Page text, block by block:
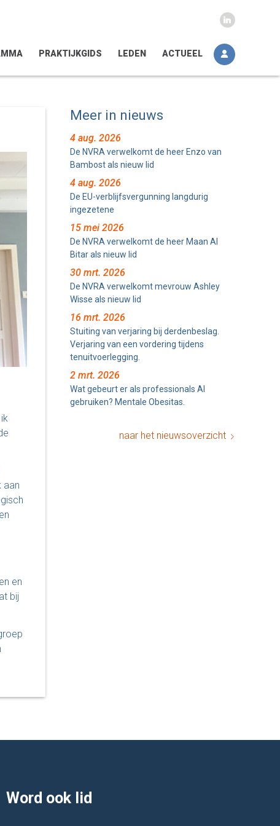
PRAKTIJKGIDS LEDEN ACTUEEL
aan
en
bij
Meer in nieuws
4 aug. 2026
De NVRA verwelkomt de heer Enzo van
Bambost als nieuw lid
4 aug. 2026
De EU-verblijfsvergunning langdurig
ingezetene
15 mei 2026
De NVRA verwelkomt de heer Maan Al
Bitar als nieuw lid
30 mrt. 2026
De NVRA verwelkomt mevrouw Ashley
Wisse als nieuw lid
16 mrt. 2026
Stuiting van verjaring bij derdenbeslag.
Verjaring van een vordering tijdens
tenuitvoerlegging.
2 mrt. 2026
Wat gebeurt er als professionals AI
gebruiken? Mentale Obesitas.
naar het nieuwsoverzicht
Word ook lid